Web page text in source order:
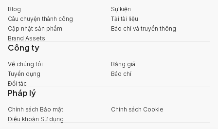
Blog
Sự kiện
Câu chuyện thành công
Tải tài liệu
Cập nhật sản phẩm
Báo chí và truyền thông
Brand Assets
Công ty
Về chúng tôi
Bảng giá
Tuyển dụng
Báo chí
Đối tác
Pháp lý
Chính sách Bảo mật
Chính sách Cookie
Điều khoản Sử dụng